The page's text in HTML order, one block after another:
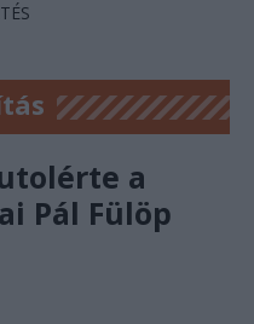
a
Pál Fülöp